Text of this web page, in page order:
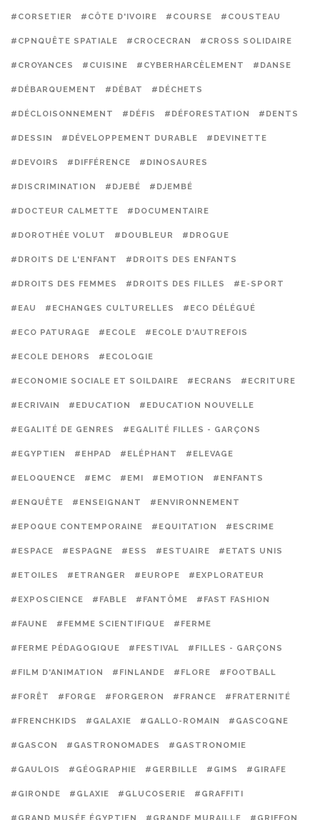
#CORSETIER #CÔTE D'IVOIRE #COURSE #COUSTEAU
#CPNQUÊTE SPATIALE #CROCECRAN #CROSS SOLIDAIRE
#CROYANCES #CUISINE #CYBERHARCÈLEMENT #DANSE
#DÉBARQUEMENT #DÉBAT #DÉCHETS
#DÉCLOISONNEMENT #DÉFIS #DÉFORESTATION #DENTS
#DESSIN #DÉVELOPPEMENT DURABLE #DEVINETTE
#DEVOIRS #DIFFÉRENCE #DINOSAURES
#DISCRIMINATION #DJEBÉ #DJEMBÉ
#DOCTEUR CALMETTE #DOCUMENTAIRE
#DOROTHÉE VOLUT #DOUBLEUR #DROGUE
#DROITS DE L'ENFANT #DROITS DES ENFANTS
#DROITS DES FEMMES #DROITS DES FILLES #E-SPORT
#EAU #ECHANGES CULTURELLES #ECO DÉLÉGUÉ
#ECO PATURAGE #ECOLE #ECOLE D'AUTREFOIS
#ECOLE DEHORS #ECOLOGIE
#ECONOMIE SOCIALE ET SOILDAIRE #ECRANS #ECRITURE
#ECRIVAIN #EDUCATION #EDUCATION NOUVELLE
#EGALITÉ DE GENRES #EGALITÉ FILLES - GARÇONS
#EGYPTIEN #EHPAD #ELÉPHANT #ELEVAGE
#ELOQUENCE #EMC #EMI #EMOTION #ENFANTS
#ENQUÊTE #ENSEIGNANT #ENVIRONNEMENT
#EPOQUE CONTEMPORAINE #EQUITATION #ESCRIME
#ESPACE #ESPAGNE #ESS #ESTUAIRE #ETATS UNIS
#ETOILES #ETRANGER #EUROPE #EXPLORATEUR
#EXPOSCIENCE #FABLE #FANTÔME #FAST FASHION
#FAUNE #FEMME SCIENTIFIQUE #FERME
#FERME PÉDAGOGIQUE #FESTIVAL #FILLES - GARÇONS
#FILM D'ANIMATION #FINLANDE #FLORE #FOOTBALL
#FORÊT #FORGE #FORGERON #FRANCE #FRATERNITÉ
#FRENCHKIDS #GALAXIE #GALLO-ROMAIN #GASCOGNE
#GASCON #GASTRONOMADES #GASTRONOMIE
#GAULOIS #GÉOGRAPHIE #GERBILLE #GIMS #GIRAFE
#GIRONDE #GLAXIE #GLUCOSERIE #GRAFFITI